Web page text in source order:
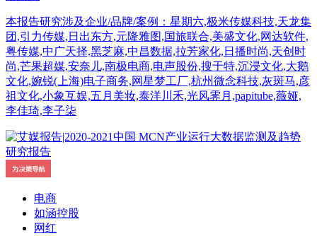
本报告研究涉及企业/品牌/案例：星期六,极米传媒科技,天龙集
团,引力传媒,日出东方,元隆雅图,国旅联合,美盛文化,网达软件,
粤传媒,中广天择,黑芝麻,中昌数据,拉芳家化,日播时尚,天创时
尚,芒果超媒,安奈儿,南极电商,电声股份,搜于特,沉浸文化,大鹅
文化,婉锐(上海)电子商务,网星梦工厂,杭州微念科技,灰斑马,彦
祖文化,小象互娱,五月美妆,泰洋川禾,光风霁月,papitube,薇娅,
李佳琦,李子柒
电商
如涵控股
网红